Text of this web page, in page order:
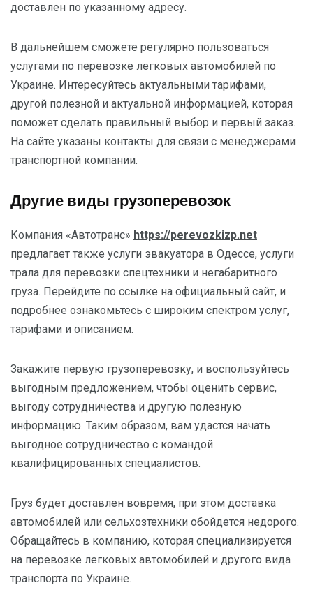
доставлен по указанному адресу.
В дальнейшем сможете регулярно пользоваться
услугами по перевозке легковых автомобилей по
Украине. Интересуйтесь актуальными тарифами,
другой полезной и актуальной информацией, которая
поможет сделать правильный выбор и первый заказ.
На сайте указаны контакты для связи с менеджерами
транспортной компании.
Другие виды грузоперевозок
Компания «Автотранс» https://perevozkizp.net
предлагает также услуги эвакуатора в Одессе, услуги
трала для перевозки спецтехники и негабаритного
груза. Перейдите по ссылке на официальный сайт, и
подробнее ознакомьтесь с широким спектром услуг,
тарифами и описанием.
Закажите первую грузоперевозку, и воспользуйтесь
выгодным предложением, чтобы оценить сервис,
выгоду сотрудничества и другую полезную
информацию. Таким образом, вам удастся начать
выгодное сотрудничество с командой
квалифицированных специалистов.
Груз будет доставлен вовремя, при этом доставка
автомобилей или сельхозтехники обойдется недорого.
Обращайтесь в компанию, которая специализируется
на перевозке легковых автомобилей и другого вида
транспорта по Украине.